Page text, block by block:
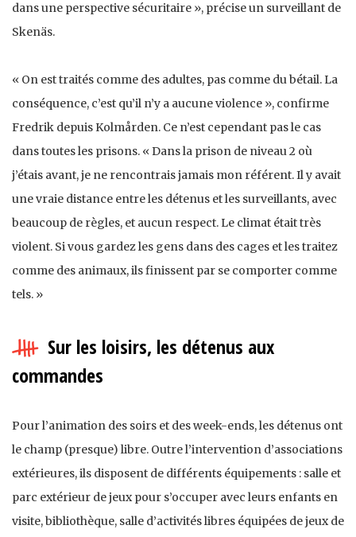
dans une perspective sécuritaire », précise un surveillant de
Skenäs.
« On est traités comme des adultes, pas comme du bétail. La
conséquence, c’est qu’il n’y a aucune violence », confirme
Fredrik depuis Kolmården. Ce n’est cependant pas le cas
dans toutes les prisons. « Dans la prison de niveau 2 où
j’étais avant, je ne rencontrais jamais mon référent. Il y avait
une vraie distance entre les détenus et les surveillants, avec
beaucoup de règles, et aucun respect. Le climat était très
violent. Si vous gardez les gens dans des cages et les traitez
comme des animaux, ils finissent par se comporter comme
tels. »
Sur les loisirs, les détenus aux
commandes
Pour l’animation des soirs et des week-ends, les détenus ont
le champ (presque) libre. Outre l’intervention d’associations
extérieures, ils disposent de différents équipements : salle et
parc extérieur de jeux pour s’occuper avec leurs enfants en
visite, bibliothèque, salle d’activités libres équipées de jeux de